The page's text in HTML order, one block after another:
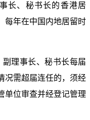
长、秘书长的香港居
每年在中国内地居留时
理事长、秘书长每届
需超届连任的， 须经
单位审查并经登记管理